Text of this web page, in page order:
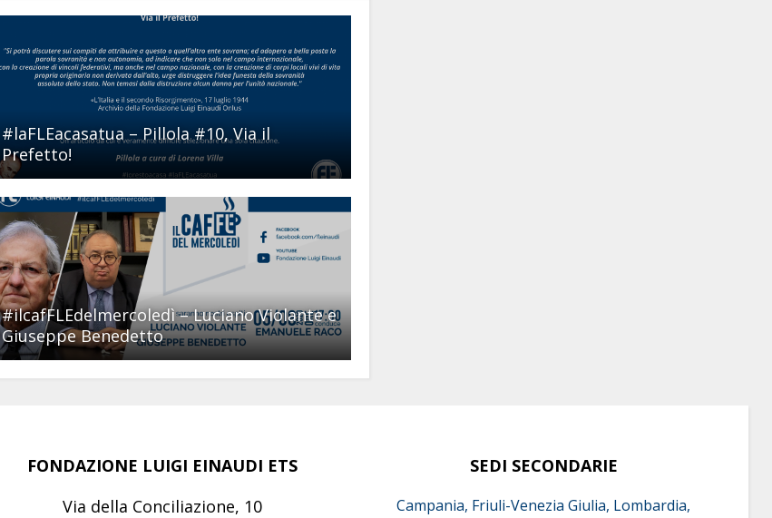
#laFLEacasatua – Pillola #10, Via il
Prefetto!
#ilcafFLEdelmercoledì – Luciano Violante e
Giuseppe Benedetto
FONDAZIONE LUIGI EINAUDI ETS
Via della Conciliazione, 10
SEDI SECONDARIE
Campania, Friuli-Venezia Giulia, Lombardia,